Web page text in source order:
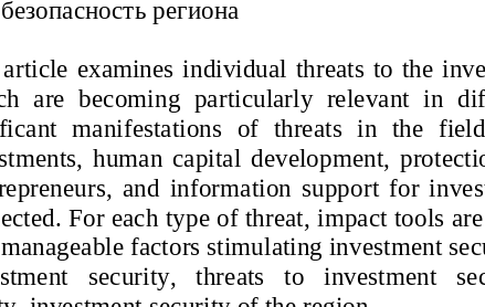
региона
examines individual threats to the
are   becoming   particularly   relevant   in
manifestations   of   threats   in   the
human capital development,
and information support for
For each type of threat, impact tools
factors stimulating investment
security,   threats   to   investment